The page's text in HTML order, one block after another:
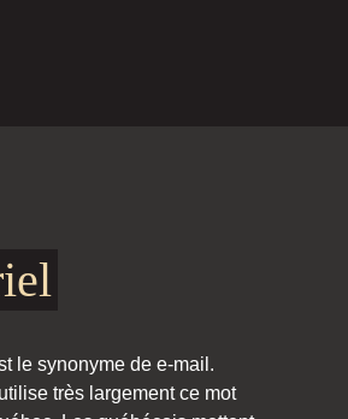
le synonyme de e-mail.
très largement ce mot